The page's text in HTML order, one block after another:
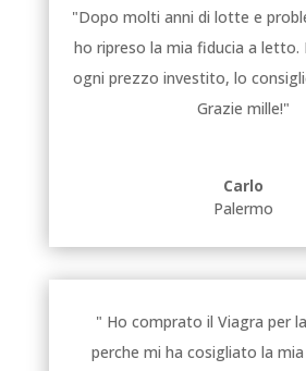
"Dopo molti anni di lotte e
ho ripreso la mia fiducia a
ogni prezzo investito, lo
Grazie mille!"
Carlo
Palermo
" Ho comprato il Viagra per
perche mi ha cosigliato la